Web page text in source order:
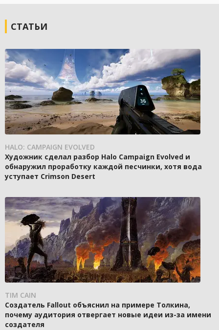
СТАТЬИ
HALO: CAMPAIGN EVOLVED
Художник сделал разбор Halo Campaign Evolved и
обнаружил проработку каждой песчинки, хотя вода
уступает Crimson Desert
TIM CAIN
Создатель Fallout объяснил на примере Толкина,
почему аудитория отвергает новые идеи из-за имени
создателя